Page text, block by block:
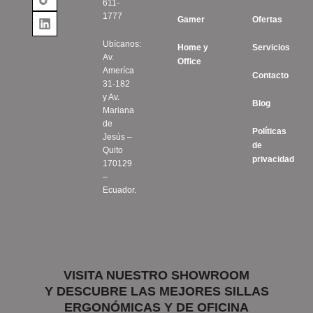
611-
1777
Ubícanos:
Av.
Ameríca
31-182
y Av.
Mariana
de
Jesús –
Quito
170129
–
Ecuador.
Gamer
Home y
Office
Ofertas
Servicios
Contacto
Blog
Políticas
de
privacidad
VISITA NUESTRO SHOWROOM
Y DESCUBRE LAS MEJORES SILLAS
ERGONÓMICAS Y DE OFICINA